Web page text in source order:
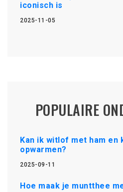
iconisch is
2025-11-05
POPULAIRE
Kan ik witlof met ham en
opwarmen?
2025-09-11
Hoe maak je muntthee